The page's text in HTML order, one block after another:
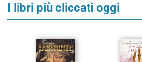
I libri più cliccati oggi